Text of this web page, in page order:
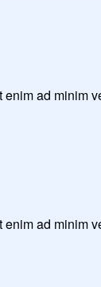
ad minim
ad minim